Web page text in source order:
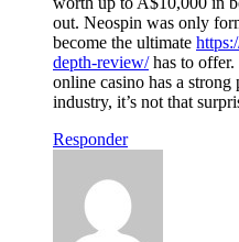
out. Neospin was only
become the ultimate
depth-review/has to offer.
online casino has a
industry, it’s not that
Responder